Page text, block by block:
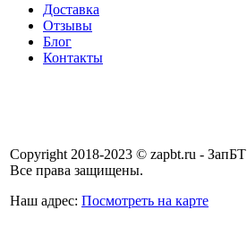
Доставка
Отзывы
Блог
Контакты
Copyright 2018-2023 © zapbt.ru - ЗапБТ
Все права защищены.
Наш адрес: Посмотреть на карте